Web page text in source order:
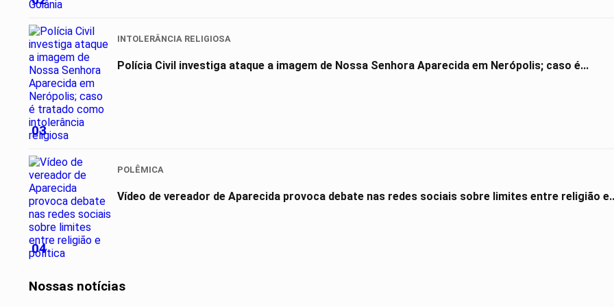
03
INTOLERÂNCIA RELIGIOSA
Polícia Civil investiga ataque a imagem de Nossa Senhora Aparecida em Nerópolis; caso é...
04
POLÊMICA
Vídeo de vereador de Aparecida provoca debate nas redes sociais sobre limites entre religião
Nossas notícias